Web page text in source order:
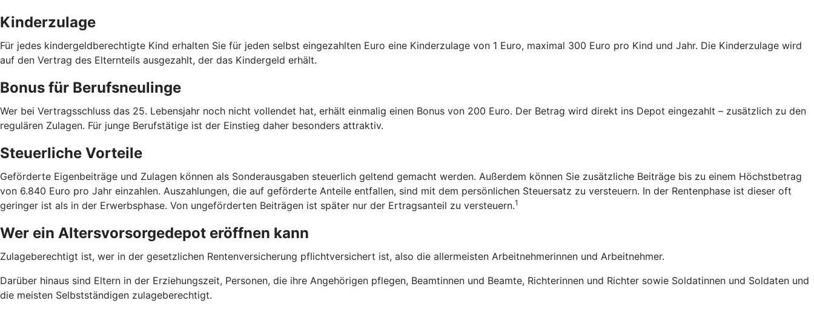
Kinderzulage
Für jedes kindergeldberechtigte Kind erhalten Sie für jeden selbst eingezahlten Euro eine Kinderzulage von 1 Euro, maximal 300 Euro pro Kind und Jahr. Die Kinderzulage wird
auf den Vertrag des Elternteils ausgezahlt, der das Kindergeld erhält.
Bonus für Berufsneulinge
Wer bei Vertragsschluss das 25. Lebensjahr noch nicht vollendet hat, erhält einmalig einen Bonus von 200 Euro. Der Betrag wird direkt ins Depot eingezahlt – zusätzlich zu den
regulären Zulagen. Für junge Berufstätige ist der Einstieg daher besonders attraktiv.
Steuerliche Vorteile
Geförderte Eigenbeiträge und Zulagen können als Sonderausgaben steuerlich geltend gemacht werden. Außerdem können Sie zusätzliche Beiträge bis zu einem Höchstbetrag
von 6.840 Euro pro Jahr einzahlen. Auszahlungen, die auf geförderte Anteile entfallen, sind mit dem persönlichen Steuersatz zu versteuern. In der Rentenphase ist dieser oft
geringer ist als in der Erwerbsphase. Von ungeförderten Beiträgen ist später nur der Ertragsanteil zu versteuern.1
Wer ein Altersvorsorgedepot eröffnen kann
Zulageberechtigt ist, wer in der gesetzlichen Rentenversicherung pflichtversichert ist, also die allermeisten Arbeitnehmerinnen und Arbeitnehmer.
Darüber hinaus sind Eltern in der Erziehungszeit, Personen, die ihre Angehörigen pflegen, Beamtinnen und Beamte, Richterinnen und Richter sowie Soldatinnen und Soldaten und
die meisten Selbstständigen zulageberechtigt.